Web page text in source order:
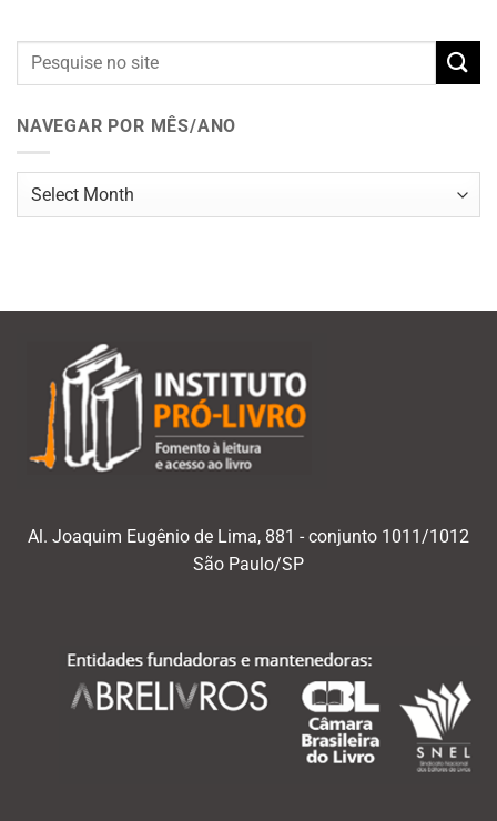
NAVEGAR POR MÊS/ANO
Navegar
Al. Joaquim Eugênio de Lima, 881 - conjunto 1011/1012
São Paulo/SP